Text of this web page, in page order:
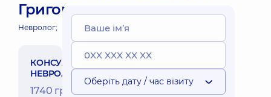
Григорович
Невролог;
КОНСУЛЬТАЦІЯ
НЕВРОЛОГА
1740 грн
Оберіть дату / час візиту